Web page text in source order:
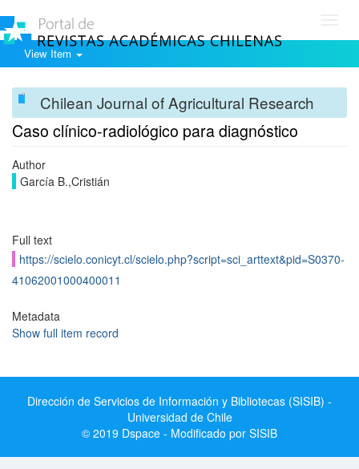
View Item
Chilean Journal of Agricultural Research
Caso clínico-radiológico para diagnóstico
Author
García B.,Cristián
Full text
https://scielo.conicyt.cl/scielo.php?script=sci_arttext&pid=S0370-
41062001000400011
Metadata
Show full item record
Dirección de Servicios de Información y Bibliotecas (SISIB) -
Universidad de Chile
© 2019 Dspace - Modificado por SISIB